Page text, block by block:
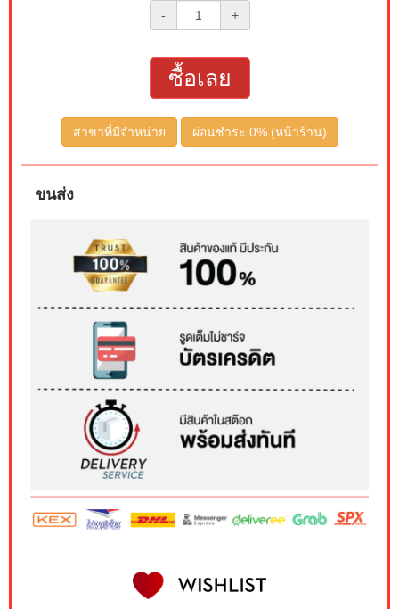
- +
ซื้อเลย
สาขาที่มีจำหน่าย ผ่อนชำระ 0% (หน้าร้าน)
ขนส่ง